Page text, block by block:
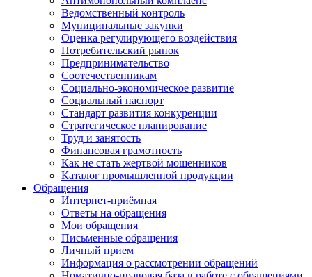
Ведомственный контроль
Муниципальные закупки
Оценка регулирующего воздействия
Потребительский рынок
Предпринимательство
Соотечественникам
Социально-экономическое развитие
Социальный паспорт
Стандарт развития конкуренции
Стратегическое планирование
Труд и занятость
Финансовая грамотность
Как не стать жертвой мошенников
Каталог промышленной продукции
Обращения
Интернет-приёмная
Ответы на обращения
Мои обращения
Письменные обращения
Личный прием
Информация о рассмотрении обращений